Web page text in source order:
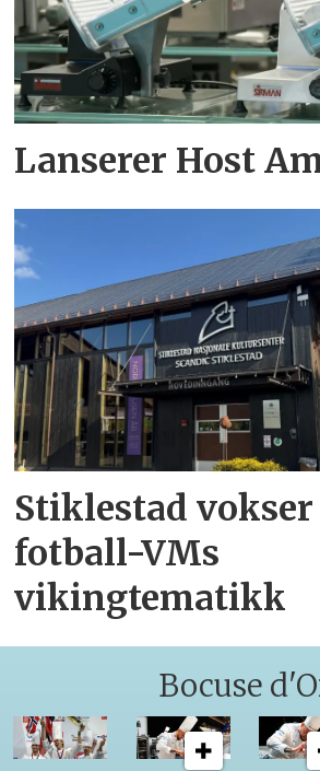
Lanserer Host
Stiklestad vokser
fotball-VMs
vikingtematikk
Bocuse